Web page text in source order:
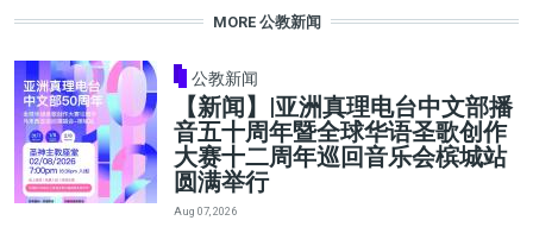
MORE 公教新闻
公教新闻
【新闻】|亚洲真理电台中文部播
音五十周年暨全球华语圣歌创作
大赛十二周年巡回音乐会槟城站
圆满举行
Aug 07, 2026